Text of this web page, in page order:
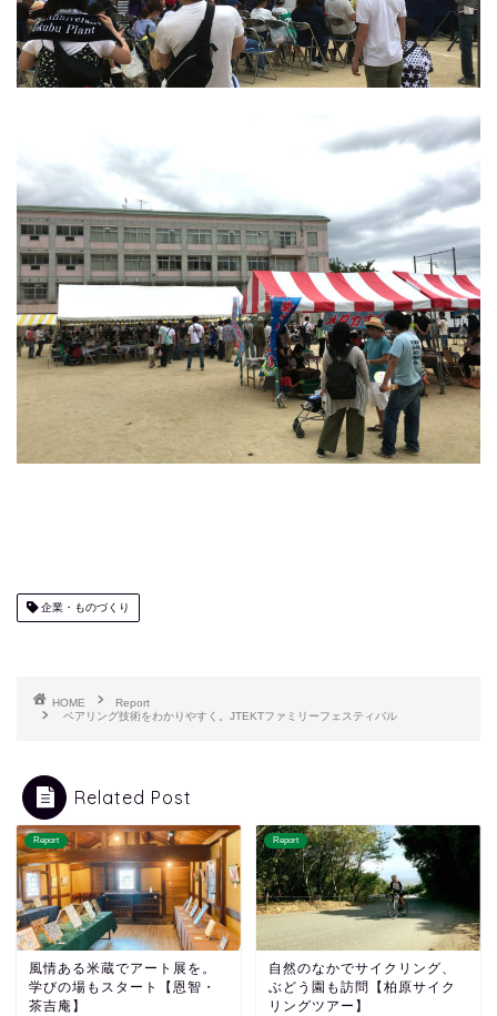
企業・ものづくり
HOME
Report
ベアリング技術をわかりやすく。JTEKTファミリーフェスティバル
Related Post
Report
風情ある米蔵でアート展を。
学びの場もスタート【恩智・
茶吉庵】
Report
自然のなかでサイクリング、
ぶどう園も訪問【柏原サイク
リングツアー】